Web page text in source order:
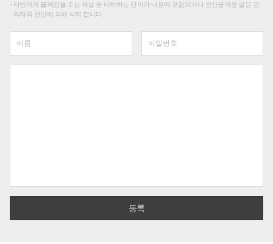
타인에게 불쾌감을 주는 욕설 등 비하하는 단어가 내용에 포함되거나 인신공격성 글은 관
리자의 판단에 의해 삭제 합니다.